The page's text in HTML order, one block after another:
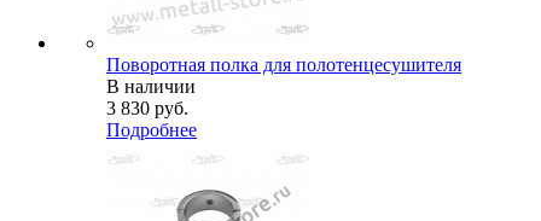
Поворотная полка для полотенцесушителя
В наличии
3 830 руб.
Подробнее